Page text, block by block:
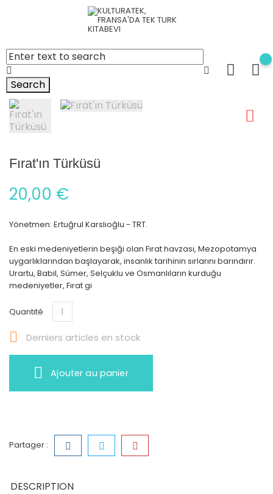
Search
Fırat'ın Türküsü
20,00 €
Yönetmen: Ertuğrul Karslıoğlu - TRT.
En eski medeniyetlerin beşiği olan Fırat havzası, Mezopotamya
uygarlıklarından başlayarak, insanlık tarihinin sırlarını barındırır.
Urartu, Babil, Sümer, Selçuklu ve Osmanlıların kurduğu
medeniyetler, Fırat gi
Quantité
 Derniers articles en stock
Ajouter au panier
Partager :
DESCRIPTION